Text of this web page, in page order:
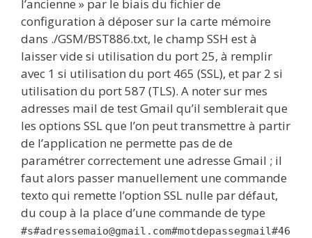
l’ancienne » par le biais du fichier de
configuration à déposer sur la carte mémoire
dans ./GSM/BST886.txt, le champ SSH est à
laisser vide si utilisation du port 25, à remplir
avec 1 si utilisation du port 465 (SSL), et par 2 si
utilisation du port 587 (TLS). A noter sur mes
adresses mail de test Gmail qu’il semblerait que
les options SSL que l’on peut transmettre à partir
de l’application ne permette pas de de
paramétrer correctement une adresse Gmail ; il
faut alors passer manuellement une commande
texto qui remette l’option SSL nulle par défaut,
du coup à la place d’une commande de type
#s#adressemaio@gmail.com#motdepassegmail#46